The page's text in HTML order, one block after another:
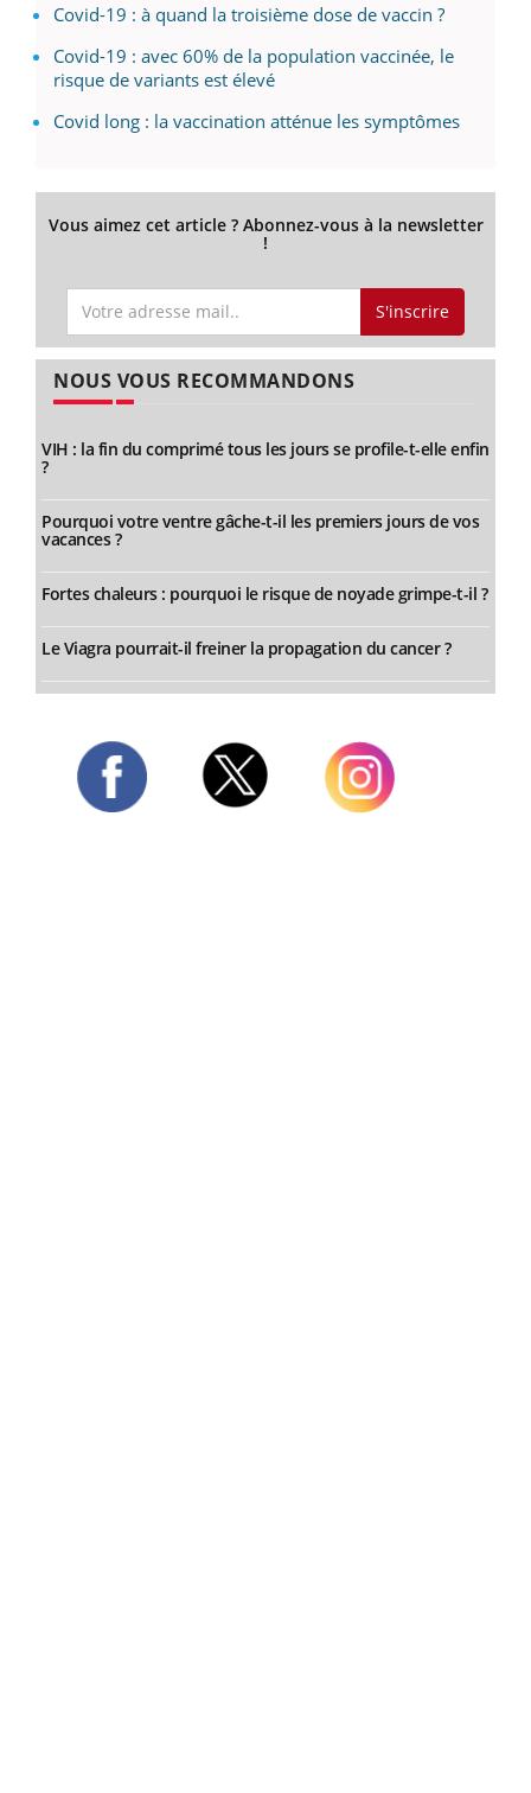
Covid-19 : à quand la troisième dose de vaccin ?
Covid-19 : avec 60% de la population vaccinée, le
risque de variants est élevé
Covid long : la vaccination atténue les symptômes
Vous aimez cet article ? Abonnez-vous à la newsletter
!
S'inscrire
NOUS VOUS RECOMMANDONS
VIH : la fin du comprimé tous les jours se profile-t-elle enfin
?
Pourquoi votre ventre gâche-t-il les premiers jours de vos
vacances ?
Fortes chaleurs : pourquoi le risque de noyade grimpe-t-il ?
Le Viagra pourrait-il freiner la propagation du cancer ?